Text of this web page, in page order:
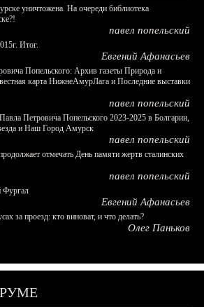
уничтожена. На очереди библиотека
павел попельский
Итог.
Евгений Афанасьев
Попельского: Архив газеты Природа и
карта НижнеАмурЛага и Последние выставки
павел попельский
Петровича Попельского 2023-2025 в Болгарии,
и Наш Город Амурск
павел попельский
отмечать День памяти жертв сталинских
павел попельский
Фургал
Евгений Афанасьев
за проезд: кто виноват, и что делать?
Олег Паньков